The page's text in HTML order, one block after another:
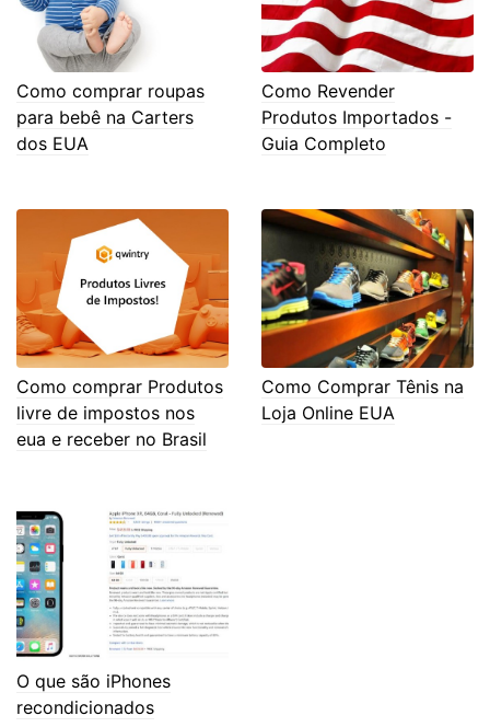
Como comprar roupas
para bebê na Carters
dos EUA
Como Revender
Produtos Importados -
Guia Completo
Como comprar Produtos
livre de impostos nos
eua e receber no Brasil
Como Comprar Tênis na
Loja Online EUA
O que são iPhones
recondicionados